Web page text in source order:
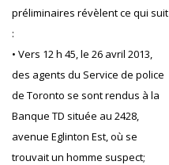
préliminaires révèlent ce qui suit
:
• Vers 12 h 45, le 26 avril 2013,
des agents du Service de police
de Toronto se sont rendus à la
Banque TD située au 2428,
avenue Eglinton Est, où se
trouvait un homme suspect;